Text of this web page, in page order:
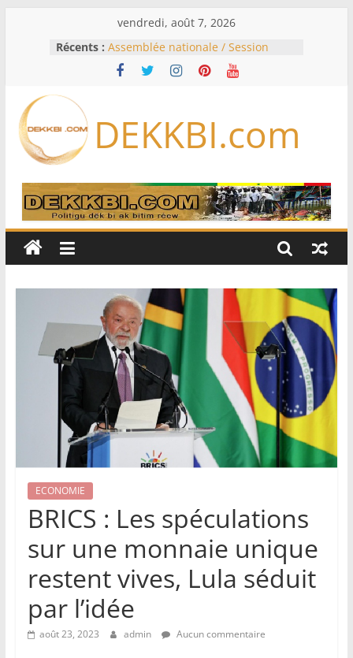
vendredi, août 7, 2026
Récents : Assemblée nationale / Session
extraordinaire: Six commissions
d’enquête à l’ordre du jour ce lundi
Bénin: Patrice Talon élu président
du Sénat, moins de trois mois
Pakistan et la Turquie signent un
accord de défense
RD Congo: Kinshasa interdit les
exportations de cuivre et de cobalt
production
DEKKBI.com
ECONOMIE
BRICS : Les spéculations
sur une monnaie unique
restent vives, Lula séduit
par l’idée
août 23, 2023 admin Aucun commentaire